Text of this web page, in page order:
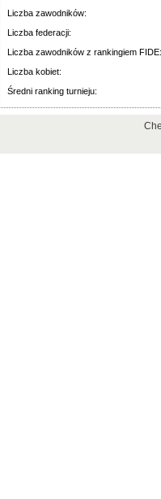
Liczba zawodników:
Liczba federacji:
Liczba zawodników z rankingiem FIDE:
Liczba kobiet:
Średni ranking turnieju: